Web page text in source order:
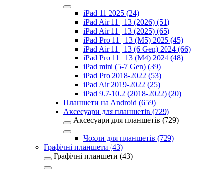
iPad 11 2025 (24)
iPad Air 11 | 13 (2026) (51)
iPad Air 11 | 13 (2025) (65)
iPad Pro 11 | 13 (M5) 2025 (45)
iPad Air 11 | 13 (6 Gen) 2024 (66)
iPad Pro 11 | 13 (M4) 2024 (48)
iPad mini (5-7 Gen) (39)
iPad Pro 2018-2022 (53)
iPad Air 2019-2022 (25)
iPad 9.7-10.2 (2018-2022) (20)
Планшети на Android (659)
Аксесуари для планшетів (729)
Аксесуари для планшетів (729)
Чохли для планшетів (729)
Графічні планшети (43)
Графічні планшети (43)